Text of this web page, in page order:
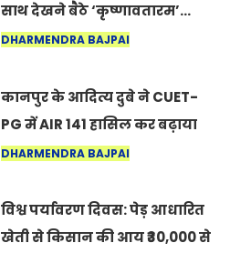
साथ देखने बैठे ‘कृष्णावतारम’…
नागपुर में दिखा ऐसा नज़ारा कि
कर सकते हैं”
DHARMENDRA BAJPAI
कानपुर के आदित्य दुबे ने CUET-
PG में AIR 141 हासिल कर बढ़ाया
शहर का मान
DHARMENDRA BAJPAI
विश्व पर्यावरण दिवस: पेड़ आधारित
खेती से किसान की आय ₹30,000 से